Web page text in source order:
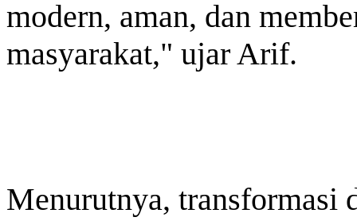
modern, aman, dan
masyarakat," ujar Arif.
Menurutnya, transformasi